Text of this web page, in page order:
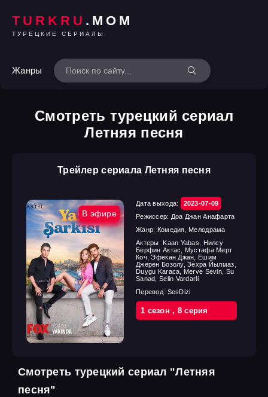
TURKRU .MOM
ТУРЕЦКИЕ СЕРИАЛЫ
Жанры
Смотреть турецкий сериал
Летняя песня
Трейлер сериала Летняя песня
В эфире
Дата выхода:
2023-07-09
Режиссер: Доа Джан Анафарта
Жанр: Комедия, Мелодрама
Актеры: Kaan Yabas, Нилсу
Берфин Актас, Мустафа Мерт
Коч, Эфекан Джан, Ешим
Джерен Бозолу, Зехра Йылмаз,
Duygu Karaca, Merve Sevin, Su
Sanad, Selin Vardarli
Перевод: SesDizi
1 cезон, 8 cерия
Смотреть турецкий сериал "Летняя
песня"